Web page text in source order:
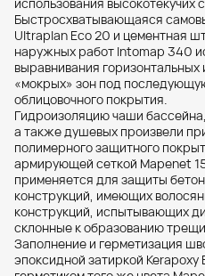
Быстросхватывающаяся
Ultraplan Eco 20 и цементная
наружных работ Intomap 340
выравнивания
«мокрых» зон под
облицовочного покрытия.
Гидроизоляцию чаши
а также душевых произвели
полимерного защитного
армирующей сеткой Mapenet
применяется для защиты
конструкций, имеющих
конструкций, испытывающих
склонные к образованию
Заполнение и герметизация
эпоксидной затиркой